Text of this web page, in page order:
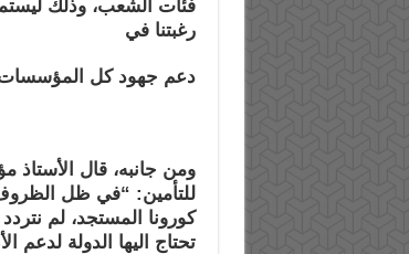
فئات الشعب، وذلك
رغبتنا في
دعم جهود كل المؤسسات
ومن جانبه، قال
للتأمين: “في ظل الظروف
كورونا المستجد، لم
تحتاج اليها الدولة